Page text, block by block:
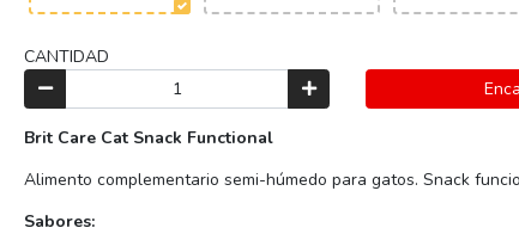
CANTIDAD
Brit Care Cat Snack Functional
Alimento complementario semi-húmedo para gatos. Snack
Sabores: